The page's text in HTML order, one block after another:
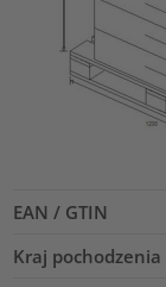
EAN / GTIN
Kraj pochodzenia